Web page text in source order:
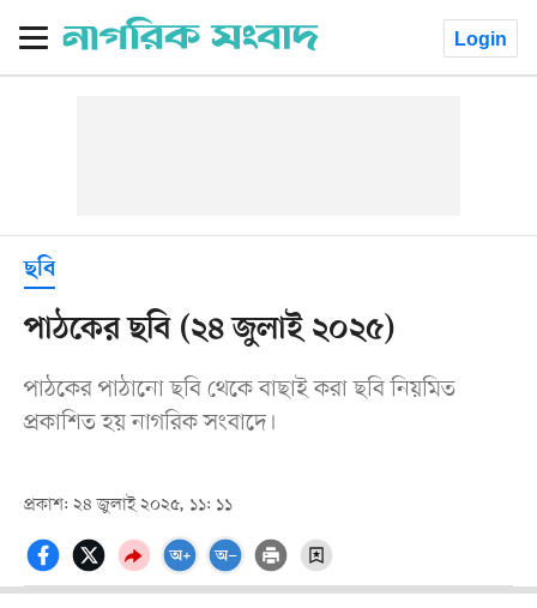
Login
ছবি
পাঠকের ছবি (২৪ জুলাই ২০২৫)
পাঠকের পাঠানো ছবি থেকে বাছাই করা ছবি নিয়মিত
প্রকাশিত হয় নাগরিক সংবাদে।
প্রকাশ: ২৪ জুলাই ২০২৫, ১১: ১১